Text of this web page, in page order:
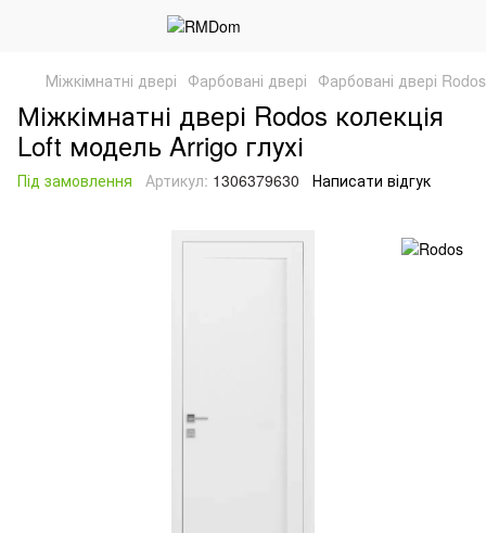
Міжкімнатні двері Фарбовані двері Фарбовані двері Rodos
Міжкімнатні двері Rodos колекція
Loft модель Arrigo глухі
Під замовлення Артикул: 1306379630 Написати відгук